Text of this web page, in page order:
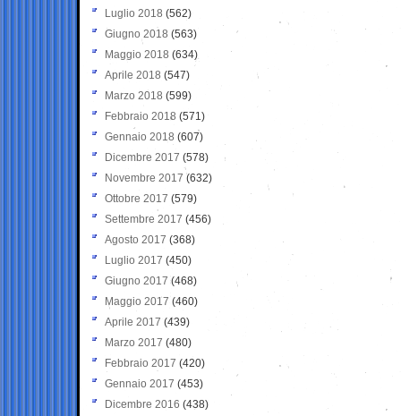
Luglio 2018 (562)
Giugno 2018 (563)
Maggio 2018 (634)
Aprile 2018 (547)
Marzo 2018 (599)
Febbraio 2018 (571)
Gennaio 2018 (607)
Dicembre 2017 (578)
Novembre 2017 (632)
Ottobre 2017 (579)
Settembre 2017 (456)
Agosto 2017 (368)
Luglio 2017 (450)
Giugno 2017 (468)
Maggio 2017 (460)
Aprile 2017 (439)
Marzo 2017 (480)
Febbraio 2017 (420)
Gennaio 2017 (453)
Dicembre 2016 (438)